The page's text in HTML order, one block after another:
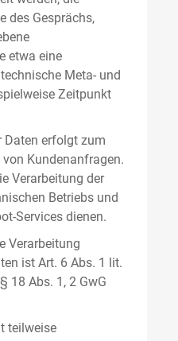
des Gesprächs,
etwa eine
Meta- und
Zeitpunkt
Daten erfolgt zum
Kundenanfragen.
Verarbeitung der
Betriebs und
Services dienen.
Verarbeitung
ist Art. 6 Abs. 1 lit.
18 Abs. 1, 2 GwG
teilweise